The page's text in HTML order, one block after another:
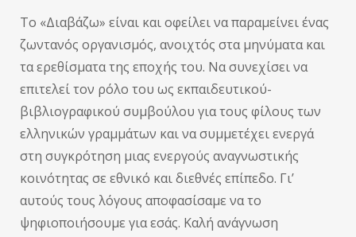
Το «Διαβάζω» είναι και οφείλει να παραμείνει ένας
ζωντανός οργανισμός, ανοιχτός στα μηνύματα και
τα ερεθίσματα της εποχής του. Να συνεχίσει να
επιτελεί τον ρόλο του ως εκπαιδευτικού-
βιβλιογραφικού συμβούλου για τους φίλους των
ελληνικών γραμμάτων και να συμμετέχει ενεργά
στη συγκρότηση μιας ενεργούς αναγνωστικής
κοινότητας σε εθνικό και διεθνές επίπεδο. Γι’
αυτούς τους λόγους αποφασίσαμε να το
ψηφιοποιήσουμε για εσάς. Καλή ανάγνωση